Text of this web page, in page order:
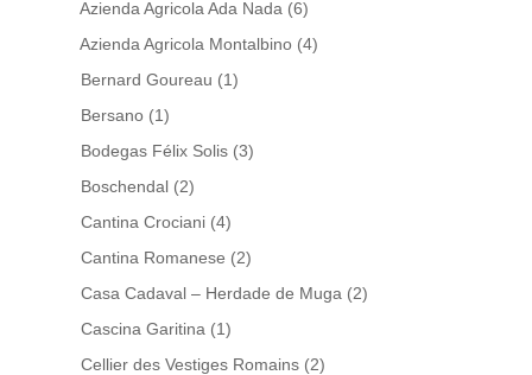
Azienda Agricola Ada Nada (6)
Azienda Agricola Montalbino(4)
Bernard Goureau (1)
Bersano(1)
Bodegas Félix Solis(3)
Boschendal(2)
Cantina Crociani(4)
Cantina Romanese (2)
Casa Cadaval – Herdade de Muga (2)
Cascina Garitina (1)
Cellier des Vestiges Romains(2)